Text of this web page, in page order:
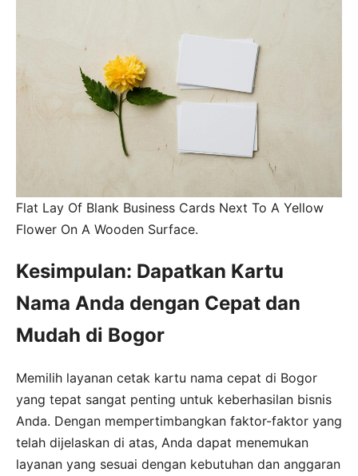
Flat Lay Of Blank Business Cards Next To A Yellow
Flower On A Wooden Surface.
Kesimpulan: Dapatkan Kartu
Nama Anda dengan Cepat dan
Mudah di Bogor
Memilih layanan cetak kartu nama cepat di Bogor
yang tepat sangat penting untuk keberhasilan bisnis
Anda. Dengan mempertimbangkan faktor-faktor yang
telah dijelaskan di atas, Anda dapat menemukan
layanan yang sesuai dengan kebutuhan dan anggaran